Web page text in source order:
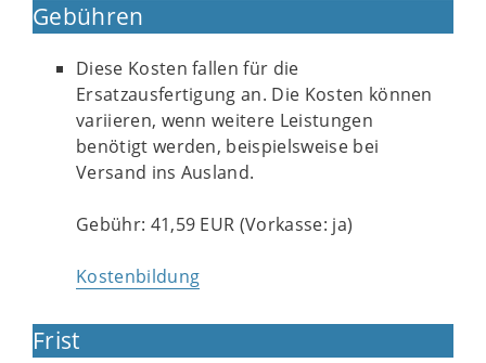
Gebühren
Diese Kosten fallen für die
Ersatzausfertigung an. Die Kosten können
variieren, wenn weitere Leistungen
benötigt werden, beispielsweise bei
Versand ins Ausland.
Gebühr: 41,59 EUR (Vorkasse: ja)
Kostenbildung
Frist